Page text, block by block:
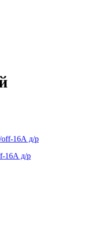
16А д/р